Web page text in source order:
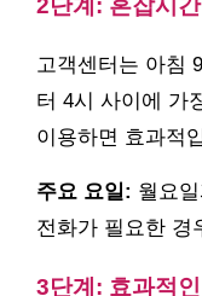
2단계: 혼잡시간
고객센터는 아침
터 4시 사이에 가
이용하면 효과적
주요 요일: 월요
전화가 필요한 경
3단계: 효과적